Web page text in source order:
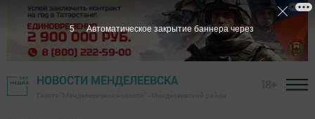
НОВОСТИ МЕНДЕЛЕЕВСКА
3 Автоматическое закрытие баннера через